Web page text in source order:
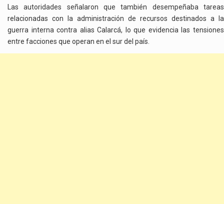
Las autoridades señalaron que también desempeñaba tareas
relacionadas con la administración de recursos destinados a la
guerra interna contra alias Calarcá, lo que evidencia las tensiones
entre facciones que operan en el sur del país.